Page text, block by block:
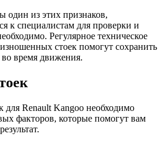
один из этих признаков,
к специалистам для проверки и
Регулярное техническое
стоек помогут сохранить
во время движения.
Renault Kangoo необходимо
факторов, которые помогут вам